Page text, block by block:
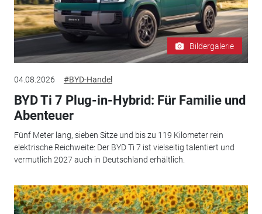
Bildergalerie
04.08.2026 #BYD-Handel
BYD Ti 7 Plug-in-Hybrid: Für Familie und
Abenteuer
Fünf Meter lang, sieben Sitze und bis zu 119 Kilometer rein
elektrische Reichweite: Der BYD Ti 7 ist vielseitig talentiert und
vermutlich 2027 auch in Deutschland erhältlich.